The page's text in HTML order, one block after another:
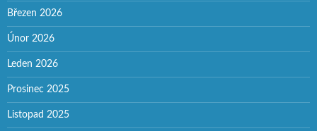
Březen 2026
Únor 2026
Leden 2026
Prosinec 2025
Listopad 2025